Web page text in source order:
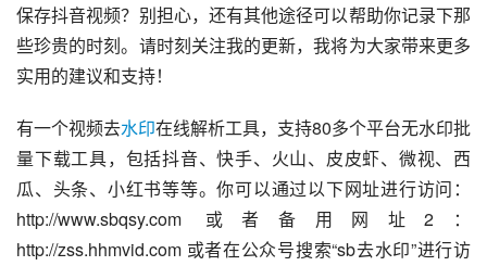
保存抖音视频？别担心，还有其他途径可以帮助你记录下那
些珍贵的时刻。请时刻关注我的更新，我将为大家带来更多
实用的建议和支持！
有一个视频去水印在线解析工具，支持80多个平台无水印批
量下载工具，包括抖音、快手、火山、皮皮虾、微视、西
瓜、头条、小红书等等。你可以通过以下网址进行访问：
http://www.sbqsy.com 或者备用网址2：
http://zss.hhmvid.com 或者在公众号搜索“sb去水印”进行访